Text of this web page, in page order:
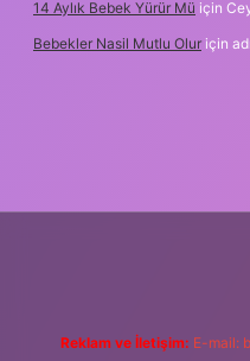
14 Aylık Bebek Yürür Mü için
Bebekler Nasil Mutlu Olur için
Reklam ve İletişim: E-mail: